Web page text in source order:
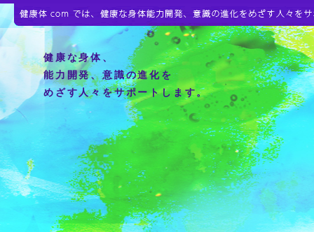
健康な身体、
能力開発、意識の進化を
めざす人々をサポートします。